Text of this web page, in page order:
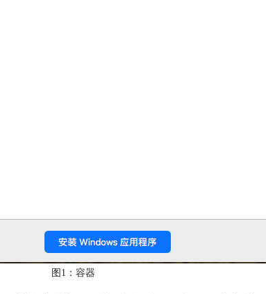
图1：容器